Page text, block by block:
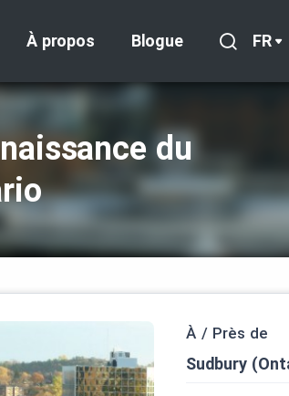
À propos Blogue FR
du
À / Près de
Sudbury